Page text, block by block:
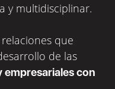
y multidisciplinar.
que
de las
empresariales con